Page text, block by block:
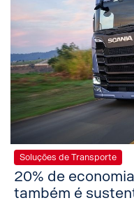
Soluções de Transporte
20% de
também é